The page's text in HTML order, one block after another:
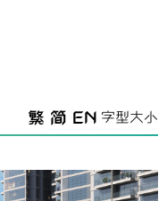
繁 简 EN 字型大小